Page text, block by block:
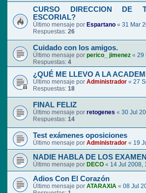
CURSO DIRECCION DE
ESCORIAL?
Último mensaje por Espartano « 31 Mar
Respuestas: 26
Cuidado con los amigos.
Último mensaje por perico_ jimenez « 29
Respuestas: 4
¿QUÉ ME LLEVO A LA
Último mensaje por Administrador « 27
Respuestas: 18
FINAL FELIZ
Último mensaje por retogenes « 30 Jul
Respuestas: 14
Test exámenes oposiciones
Último mensaje por Administrador « 19
NADIE HABLA DE LOS
Último mensaje por DECO « 14 Jul 2008,
Adios Con El Corazón
Último mensaje por ATARAXIA « 08 Jul